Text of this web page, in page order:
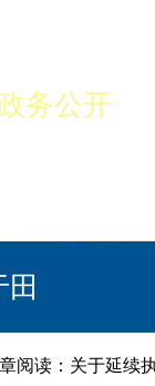
务公开
阅读：关于延续